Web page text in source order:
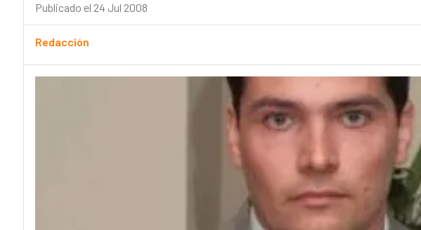
Publicado el 24 Jul 2008
Redacción